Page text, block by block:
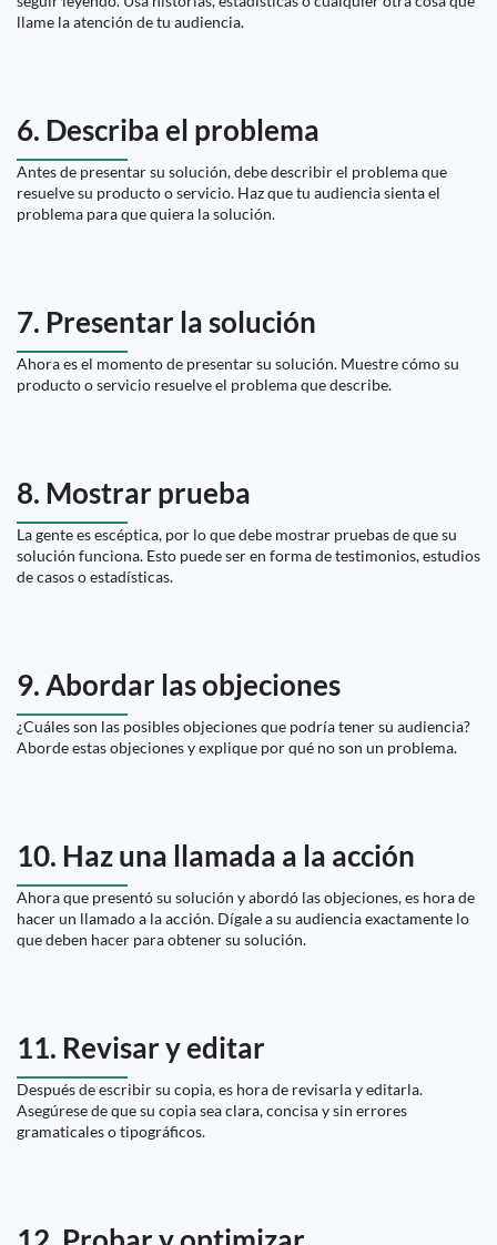
llame la atención de tu audiencia.
6. Describa el problema
Antes de presentar su solución, debe describir el problema que
resuelve su producto o servicio. Haz que tu audiencia sienta el
problema para que quiera la solución.
7. Presentar la solución
Ahora es el momento de presentar su solución. Muestre cómo su
producto o servicio resuelve el problema que describe.
8. Mostrar prueba
La gente es escéptica, por lo que debe mostrar pruebas de que su
solución funciona. Esto puede ser en forma de testimonios, estudios
de casos o estadísticas.
9. Abordar las objeciones
¿Cuáles son las posibles objeciones que podría tener su audiencia?
Aborde estas objeciones y explique por qué no son un problema.
10. Haz una llamada a la acción
Ahora que presentó su solución y abordó las objeciones, es hora de
hacer un llamado a la acción. Dígale a su audiencia exactamente lo
que deben hacer para obtener su solución.
11. Revisar y editar
Después de escribir su copia, es hora de revisarla y editarla.
Asegúrese de que su copia sea clara, concisa y sin errores
gramaticales o tipográficos.